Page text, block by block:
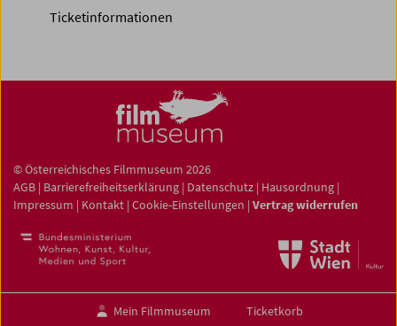
Ticketinformationen
© Österreichisches Filmmuseum 2026
AGB | Barrierefreiheitserklärung | Datenschutz | Hausordnung |
Impressum | Kontakt | Cookie-Einstellungen | Vertrag widerrufen
Mein Filmmuseum Ticketkorb